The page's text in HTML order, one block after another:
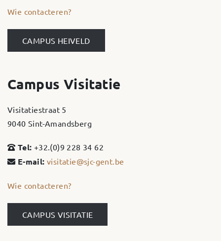
Wie contacteren?
CAMPUS HEIVELD
Campus Visitatie
Visitatiestraat 5
9040 Sint-Amandsberg
Tel: +32.(0)9 228 34 62
E-mail: visitatie@sjc-gent.be
Wie contacteren?
CAMPUS VISITATIE